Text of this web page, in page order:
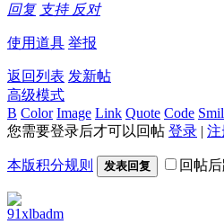
回复 支持 反对
使用道具 举报
返回列表 发新帖
高级模式
B Color Image Link Quote Code
您需要登录后才可以回帖 登录 | 注
本版积分规则 发表回复 回帖
91xlbadm